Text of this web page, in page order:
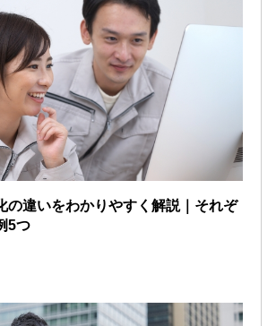
の違いをわかりやすく解説｜それぞ
5つ